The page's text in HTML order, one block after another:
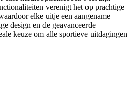
verenigt het op prachtige
elke uitje een aangename
design en de geavanceerde
keuze om alle sportieve uitdagingen